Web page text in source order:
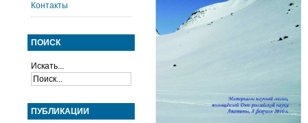
Контакты
ПОИСК
Искать...
ПУБЛИКАЦИИ